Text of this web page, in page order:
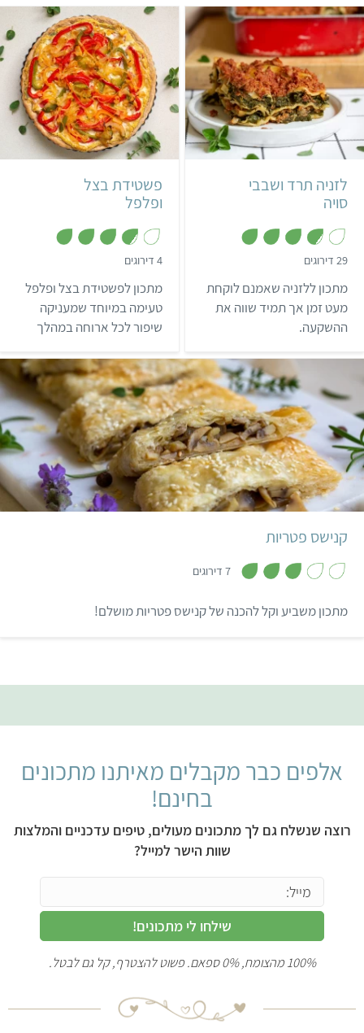
בינוני 55 דקות
איטלקי
לזניה תרד ושבבי
סויה
29 דירוגים
.
8
מ
ת
ו
מתכון ללזניה שאמנם לוקחת
מעט זמן אך תמיד שווה את
ההשקעה.
בינוני
פשטידת בצל
ופלפל
4 דירוגים
.
8
מ
ת
ו
מתכון לפשטידת בצל ופלפל
טעימה במיוחד שמעניקה
שיפור לכל ארוחה במהלך
קל 40 דקות 12 חתיכות
קנישס פטריות
7 דירוגים
ת
מתכון משביע וקל להכנה של קנישס פטריות מושלם!
אלפים כבר מקבלים מאיתנו מתכונים
בחינם!
רוצה שנשלח גם לך מתכונים מעולים, טיפים עדכניים והמלצות
שוות הישר למייל?
שילחו לי מתכונים!
100% מהצומח, 0% ספאם. פשוט להצטרף, קל גם לבטל.